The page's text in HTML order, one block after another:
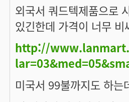
외국서 쿼드텍제품으로
있긴한데 가격이 너무 비
http://
미국서 99불까지도 하